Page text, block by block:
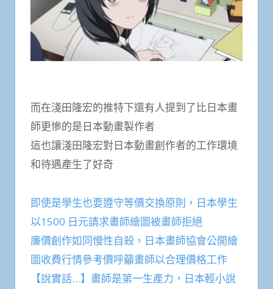
而在淺田隆宏的推特下還有人提到了比日本畫
師更慘的是日本動畫製作者
這也讓淺田隆宏對日本動畫創作者的工作環境
和待遇產生了好奇
即使是學生也要遵守等價交換原則，日本學生
以1500 日元請求畫師繪圖被畫師拒絕
廉價創作如同慢性自殺，日本畫師協會公開繪
圖收費行情參考價呼籲畫師以合理價格工作
【說實話…】畫師是第一生產力，日本輕小說